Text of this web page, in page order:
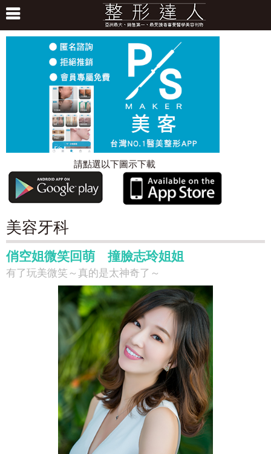
請點選以下圖示下載
美容牙科
俏空姐微笑回萌 撞臉志玲姐姐
有了玩美微笑～真的是太神奇了～